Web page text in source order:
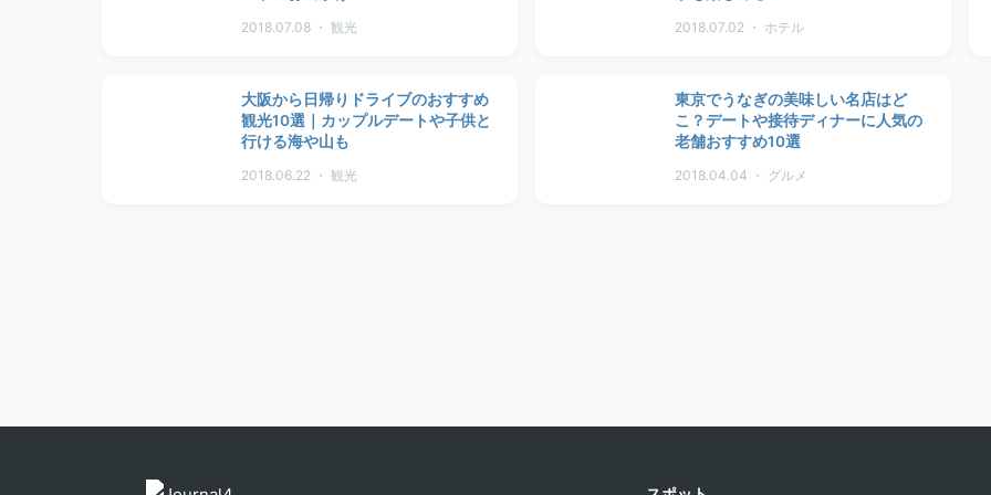
2018.07.08 ・ 観光 2018.07.02 ・ ホテル
大阪から日帰りドライブのおすすめ
観光10選｜カップルデートや子供と
行ける海や山も
2018.06.22 ・ 観光
東京でうなぎの美味しい名店はど
こ？デートや接待ディナーに人気の
老舗おすすめ10選
2018.04.04 ・ グルメ